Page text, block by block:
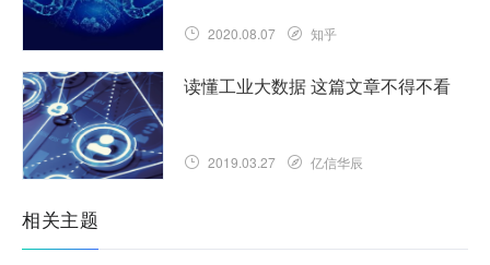
2020.08.07 知乎
读懂工业大数据 这篇文章不得不看
2019.03.27 亿信华辰
相关主题